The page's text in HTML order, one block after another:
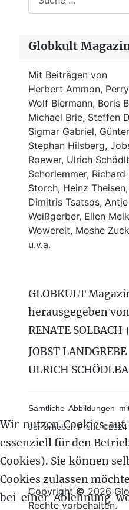
Globkult
Mit Beiträgen von
Herbert Ammon,
Wolf Biermann, Boris
Michael Brie, Steffen
Sigmar Gabriel,
Stephan Hilsberg,
Roewer, Ulrich
Schorlemmer,
Storch, Heinz
Dimitris Tsatsos,
Weißgerber, Ellen
Wowereit, Moshe
u.v.a.
GLOBKULT
herausgegeben von
RENATE SOLBACH
JOBST LANDGREBE
ULRICH
Sämtliche Abbildungen
der Urheber. Front:
Copyright © 2026
Rechte vorbehalten.
Wir nutzen Cookies
essenziell für den
Cookies). Sie können
Cookies zulassen
bei einer Ablehnung